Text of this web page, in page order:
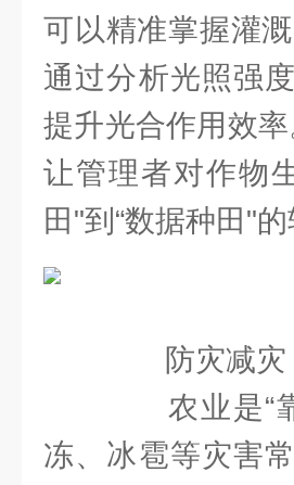
可以精准掌握灌
通过分析光照强
提升光合作用效
让管理者对作物
田"到“数据种田"的
防灾减灾
农业是“靠
冻、冰雹等灾害